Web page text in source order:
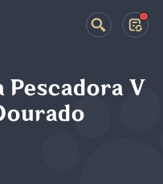
Pescadora V